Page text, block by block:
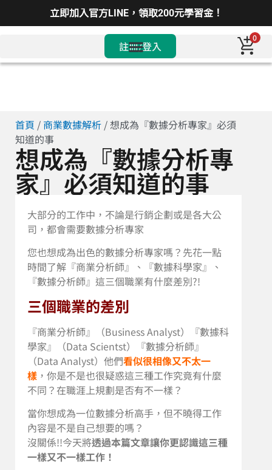
立即加入官方LINE，領取200元學習金！
註冊/登入
0
首頁 / 商業數據解析 / 想成為『數據分析專家』必須
知道的事
想成為『數據分析專
家』必須知道的事
大部分的工作中，不論是行銷企劃或是各大公
司，都會需要數據分析專家
您也想成為出色的數據分析專家嗎？先花一點
時間了解『商業分析師』、『數據科學家』、
『數據分析師』這三個職業有什麼差別?!
三個職業的差別
『商業分析師』（Business Analyst）『數據科
學家』（Data Scientst）『數據分析師』
（Data Analyst）他們看似很相像又不太一
樣 ，你是不是也很疑惑這三種工作究竟有什麼
不同？在職涯上規劃是否有不一樣？
當你想成為一位數據分析高手，但不曉得工作
內容是不是自己想要的嗎？
沒關係!!今天將透過本篇文章讓你更認識這三種
一樣又不一樣工作！